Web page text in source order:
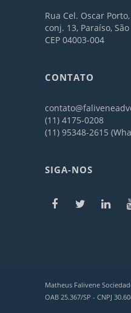
Rua Cel. Oscar
conj. 13, Paraíso,
CEP 04003-004
CONTATO
(11) 4175-0208
(11) 95348-2615
SIGA-NOS
Matheus Falivene
OAB 25.367/SP - CNPJ